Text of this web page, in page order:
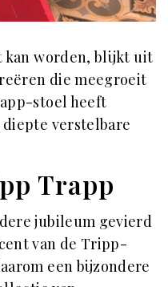
kan worden, blijkt uit
die meegroeit
stoel heeft
verstelbare
Trapp
jubileum gevierd
van de Tripp-
een bijzondere